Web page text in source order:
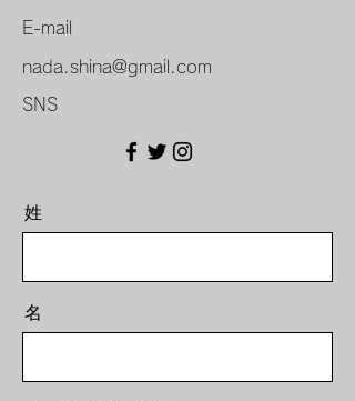
E-mail
nada.shina@gmail.com
SNS
姓
名